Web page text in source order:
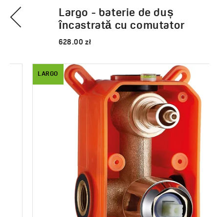
Largo - baterie de duș
încastrată cu comutator
628.00 zł